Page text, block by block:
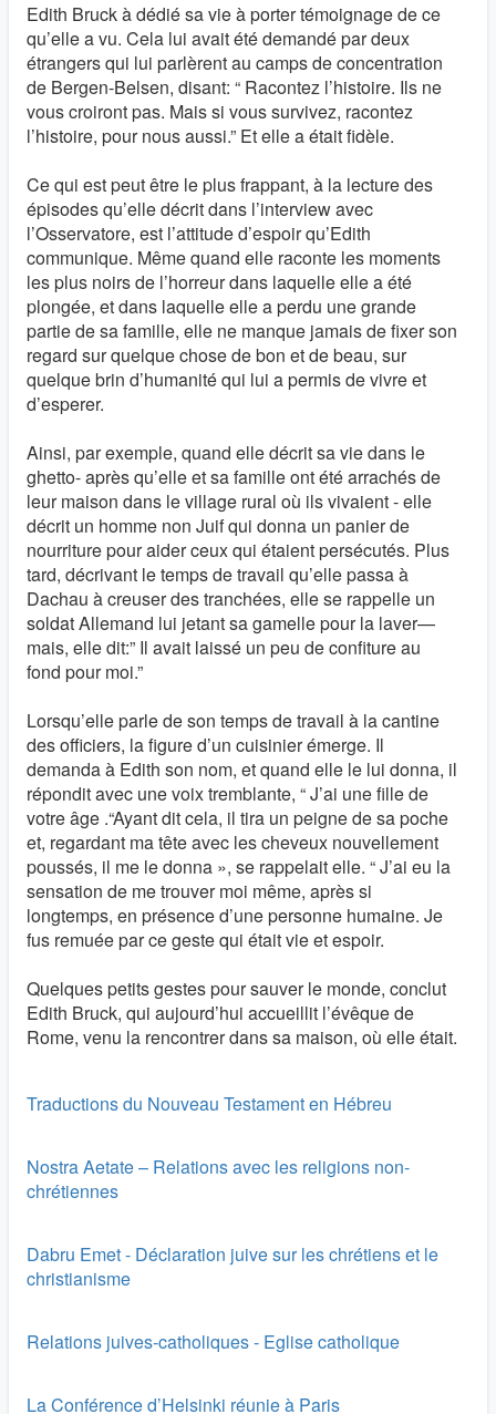
Edith Bruck à dédié sa vie à porter témoignage de ce
qu’elle a vu. Cela lui avait été demandé par deux
étrangers qui lui parlèrent au camps de concentration
de Bergen-Belsen, disant: “ Racontez l’histoire. Ils ne
vous croiront pas. Mais si vous survivez, racontez
l’histoire, pour nous aussi.” Et elle a était fidèle.
Ce qui est peut être le plus frappant, à la lecture des
épisodes qu’elle décrit dans l’interview avec
l’Osservatore, est l’attitude d’espoir qu’Edith
communique. Même quand elle raconte les moments
les plus noirs de l’horreur dans laquelle elle a été
plongée, et dans laquelle elle a perdu une grande
partie de sa famille, elle ne manque jamais de fixer son
regard sur quelque chose de bon et de beau, sur
quelque brin d’humanité qui lui a permis de vivre et
d’esperer.
Ainsi, par exemple, quand elle décrit sa vie dans le
ghetto- après qu’elle et sa famille ont été arrachés de
leur maison dans le village rural où ils vivaient - elle
décrit un homme non Juif qui donna un panier de
nourriture pour aider ceux qui étaient persécutés. Plus
tard, décrivant le temps de travail qu’elle passa à
Dachau à creuser des tranchées, elle se rappelle un
soldat Allemand lui jetant sa gamelle pour la laver—
mais, elle dit:” Il avait laissé un peu de confiture au
fond pour moi.”
Lorsqu’elle parle de son temps de travail à la cantine
des officiers, la figure d’un cuisinier émerge. Il
demanda à Edith son nom, et quand elle le lui donna, il
répondit avec une voix tremblante, “ J’ai une fille de
votre âge .“Ayant dit cela, il tira un peigne de sa poche
et, regardant ma tête avec les cheveux nouvellement
poussés, il me le donna », se rappelait elle. “ J’ai eu la
sensation de me trouver moi même, après si
longtemps, en présence d’une personne humaine. Je
fus remuée par ce geste qui était vie et espoir.
Quelques petits gestes pour sauver le monde, conclut
Edith Bruck, qui aujourd’hui accueillit l’évêque de
Rome, venu la rencontrer dans sa maison, où elle était.
Traductions du Nouveau Testament en Hébreu
Nostra Aetate – Relations avec les religions non-
chrétiennes
Dabru Emet - Déclaration juive sur les chrétiens et le
christianisme
Relations juives-catholiques - Eglise catholique
La Conférence d’Helsinki réunie à Paris